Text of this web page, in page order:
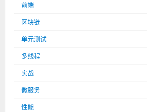
前端
区块链
单元测试
多线程
实战
微服务
性能